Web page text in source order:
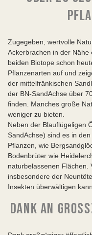
Zugegeben, wertvolle
Ackerbrachen in der Nähe
beiden Biotope schon
Pflanzenarten auf und
der mittelfränkischen
der BN-SandAchse über
finden. Manches große
weniger zu bieten.
Neben der Blauflügeligen
SandAchse) sind es in
Pflanzen, wie
Bodenbrüter wie
naturbelassenen Flächen.
insbesondere der
Insekten überwältigen kann.
DANK AN